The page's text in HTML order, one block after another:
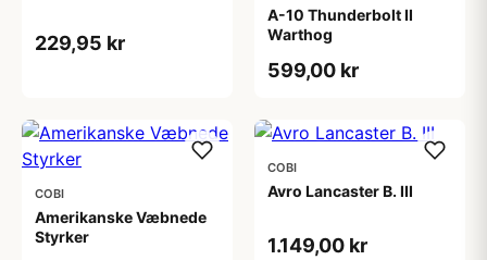
229,95 kr
A-10 Thunderbolt II
Warthog
599,00 kr
COBI
Amerikanske Væbnede
Styrker
COBI
Avro Lancaster B. III
1.149,00 kr